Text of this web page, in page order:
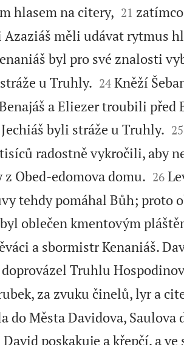
hlasem na citery,
21
Azaziáš měli udávat rytmus
byl pro své znalosti
u Truhly.
24 Kněží
a Eliezer troubili před
byli stráže u Truhly.
25
radostně vykročili, aby
Obed-edomova domu.
26
tehdy pomáhal Bůh; proto
oblečen kmentovým
a sbormistr Kenaniáš.
Truhlu
za zvuku činelů, lyr a
Města Davidova, Saulova
poskakuje a křepčí, a ve